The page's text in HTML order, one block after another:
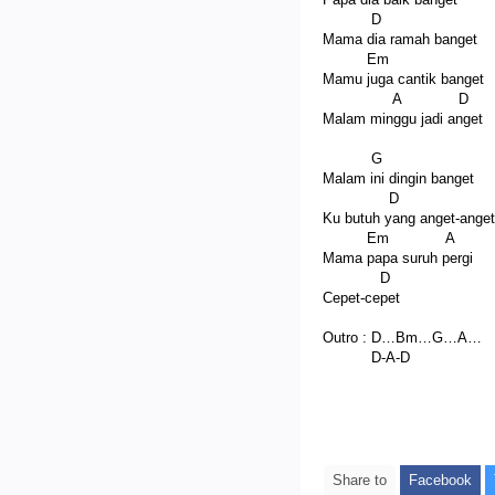
D
Mama dia ramah banget
Em
Mamu juga cantik banget
A D
Malam minggu jadi anget
G
Malam ini dingin banget
D
Ku butuh yang anget-anget
Em A
Mama papa suruh pergi
D
Cepet-cepet
Outro : D…Bm…G…A…
D-A-D
Share to Facebook